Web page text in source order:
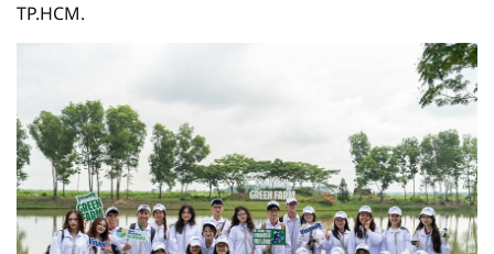
TP.HCM.